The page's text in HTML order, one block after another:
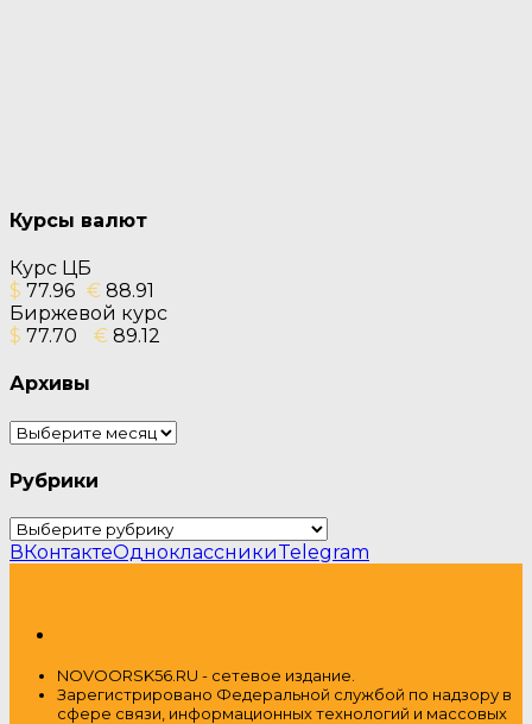
Курсы валют
Курс ЦБ
$ 77.96 € 88.91
Биржевой курс
$ 77.70 € 89.12
Архивы
Архивы
Рубрики
Рубрики
ВКонтактеОдноклассникиTelegram
NOVOORSK56.RU - сетевое издание.
Зарегистрировано Федеральной службой по надзору в
сфере связи, информационных технологий и массовых